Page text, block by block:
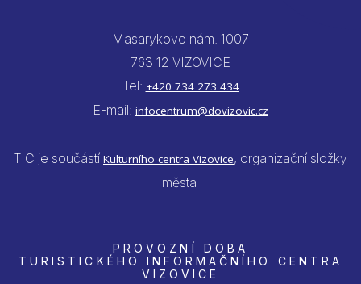
Masarykovo nám. 1007
763 12 VIZOVICE
Tel: +420 734 273 434
E-mail: infocentrum@dovizovic.cz
TIC je součástí Kulturního centra Vizovice, organizační složky
města
PROVOZNÍ DOBA
TURISTICKÉHO INFORMAČNÍHO CENTRA
VIZOVICE